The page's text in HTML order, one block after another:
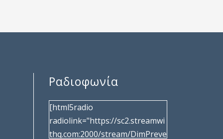
Ραδιοφωνία
[html5radio
radiolink="https://sc2.streamwi
thq.com:2000/stream/DimPreve